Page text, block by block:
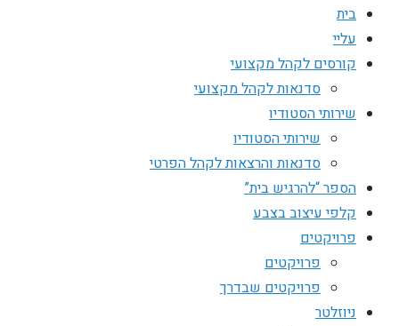
בית
עליי
קורסים לקהל מקצועי
סדנאות לקהל מקצועי
שירותי הסטודיו
שירותי הסטודיו
סדנאות והרצאות לקהל הפרטי
הספר “להרגיש בית”
קלפי עיצוב בצבע
פרויקטים
פרויקטים
פרויקטים שבדרך
ניוזלטר